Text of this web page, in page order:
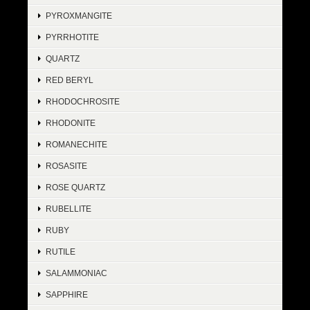
PYROXMANGITE
PYRRHOTITE
QUARTZ
RED BERYL
RHODOCHROSITE
RHODONITE
ROMANECHITE
ROSASITE
ROSE QUARTZ
RUBELLITE
RUBY
RUTILE
SALAMMONIAC
SAPPHIRE